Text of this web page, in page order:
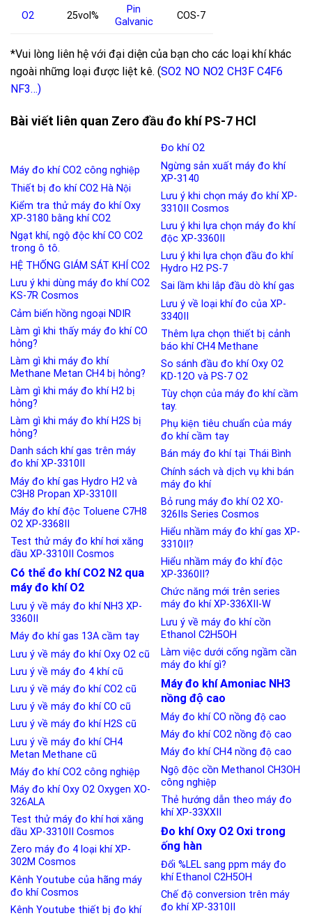
O2 25vol%
Pin
Galvanic
COS-7
*Vui lòng liên hệ với đại diện của bạn cho các loại khí khác
ngoài những loại được liệt kê. (SO2 NO NO2 CH3F C4F6
NF3…)
Bài viết liên quan Zero đầu đo khí PS-7 HCl
Máy đo khí CO2 công nghiệp
Thiết bị đo khí CO2 Hà Nội
Kiểm tra thử máy đo khí Oxy
XP-3180 bằng khí CO2
Ngạt khí, ngộ độc khí CO CO2
trong ô tô.
HỆ THỐNG GIÁM SÁT KHÍ CO2
Lưu ý khi dùng máy đo khí CO2
KS-7R Cosmos
Cảm biến hồng ngoại NDIR
Làm gì khi thấy máy đo khí CO
hỏng?
Làm gì khi máy đo khí
Methane Metan CH4 bị hỏng?
Làm gì khi máy đo khí H2 bị
hỏng?
Làm gì khi máy đo khí H2S bị
hỏng?
Danh sách khí gas trên máy
đo khí XP-3310II
Máy đo khí gas Hydro H2 và
C3H8 Propan XP-3310II
Máy đo khí độc Toluene C7H8
O2 XP-3368II
Test thử máy đo khí hơi xăng
dầu XP-3310II Cosmos
Có thể đo khí CO2 N2 qua
máy đo khí O2
Lưu ý về máy đo khí NH3 XP-
3360II
Máy đo khí gas 13A cầm tay
Lưu ý về máy đo khí Oxy O2 cũ
Lưu ý về máy đo 4 khí cũ
Lưu ý về máy đo khí CO2 cũ
Lưu ý về máy đo khí CO cũ
Lưu ý về máy đo khí H2S cũ
Lưu ý về máy đo khí CH4
Metan Methane cũ
Máy đo khí CO2 công nghiệp
Máy đo khí Oxy O2 Oxygen XO-
326ALA
Test thử máy đo khí hơi xăng
dầu XP-3310II Cosmos
Zero máy đo 4 loại khí XP-
302M Cosmos
Kênh Youtube của hãng máy
đo khí Cosmos
Kênh Youtube thiết bị đo khí
Đo khí O2
Ngừng sản xuất máy đo khí
XP-3140
Lưu ý khi chọn máy đo khí XP-
3310II Cosmos
Lưu ý khi lựa chọn máy đo khí
độc XP-3360II
Lưu ý khi lựa chọn đầu đo khí
Hydro H2 PS-7
Sai lầm khi lắp đầu dò khí gas
Lưu ý về loại khí đo của XP-
3340II
Thêm lựa chọn thiết bị cảnh
báo khí CH4 Methane
So sánh đầu đo khí Oxy O2
KD-12O và PS-7 O2
Tùy chọn của máy đo khí cầm
tay.
Phụ kiện tiêu chuẩn của máy
đo khí cầm tay
Bán máy đo khí tại Thái Bình
Chính sách và dịch vụ khi bán
máy đo khí
Bỏ rung máy đo khí O2 XO-
326IIs Series Cosmos
Hiểu nhầm máy đo khí gas XP-
3310II?
Hiểu nhầm máy đo khí độc
XP-3360II?
Chức năng mới trên series
máy đo khí XP-336XII-W
Lưu ý về máy đo khí cồn
Ethanol C2H5OH
Làm việc dưới cống ngầm cần
máy đo khí gì?
Máy đo khí Amoniac NH3
nồng độ cao
Máy đo khí CO nồng độ cao
Máy đo khí CO2 nồng độ cao
Máy đo khí CH4 nồng độ cao
Ngộ độc cồn Methanol CH3OH
công nghiệp
Thẻ hướng dẫn theo máy đo
khí XP-33XXII
Đo khí Oxy O2 Oxi trong
ống hàn
Đổi %LEL sang ppm máy đo
khí Ethanol C2H5OH
Chế độ conversion trên máy
đo khí XP-3310II